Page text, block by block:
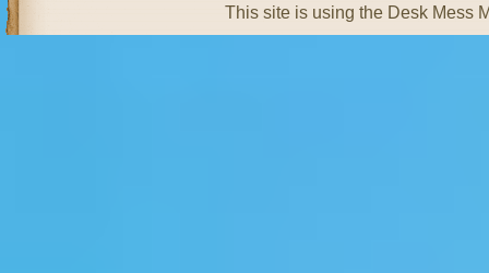
This site is using the Desk Mess